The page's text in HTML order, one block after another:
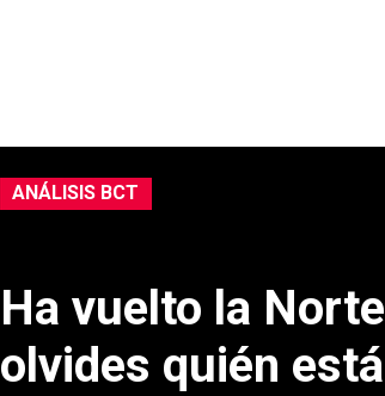
ANÁLISIS BCT
Ha vuelto la
olvides quién